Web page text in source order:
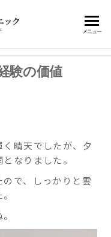
た
み
ウ
マ
チ
科
で患
者さ
寿命
の延
伸に
な診
メニュー
験の価値
晴天でしたが、夕
なりました。
で、しっかりと雲